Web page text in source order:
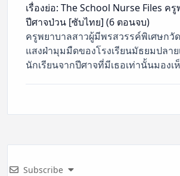
เรื่องย่อ: The School Nurse Files ค
ปีศาจป่วน [ซับไทย] (6 ตอนจบ)
ครูพยาบาลสาวผู้มีพรสวรรค์พิเศษกวั
แสงฝ่ามุมมืดของโรงเรียนมัธยมปลา
นักเรียนจากปีศาจที่มีเธอเท่านั้นมองเ
Subscribe